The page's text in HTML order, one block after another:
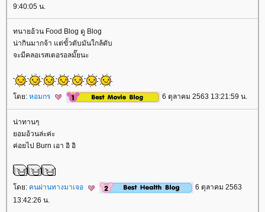
9:40:05 น.
ทนายอ้วน Food Blog ดู Blog
น่ากินมากจ้า แต่ขั้วตับมันใกล้ตับ
จะมีคลอเรสเตอรอลมั๊ยนะ
ดย: หอมกร 6 ตุลาคม 2563 13:21:59 น.
น่าทานๆ
อมอ้วนล่ะค่ะ
ค่อยไป Burn เอา อิ อิ
ดย: คนผ่านทางมาเจอ
6 ตุลาคม 2563
13:42:26 น.